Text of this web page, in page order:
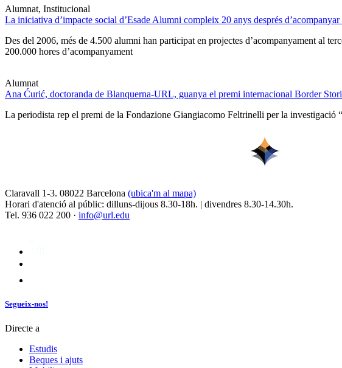
Alumnat, Institucional
La iniciativa d’impacte social d’Esade Alumni compleix 20 anys després
Des del 2006, més de 4.500 alumni han participat en projectes d’acompanyament al
200.000 hores d’acompanyament
Alumnat
Ana Ćurić, doctoranda de Blanquerna-URL, guanya el premi internacional Border
La periodista rep el premi de la Fondazione Giangiacomo Feltrinelli per la investigació “
Claravall 1-3. 08022 Barcelona (ubica'm al mapa)
Horari d'atenció al públic: dilluns-dijous 8.30-18h. | divendres 8.30-14.30h.
Tel. 936 022 200 · info@url.edu
Segueix-nos!
Directe a
Estudis
Beques i ajuts